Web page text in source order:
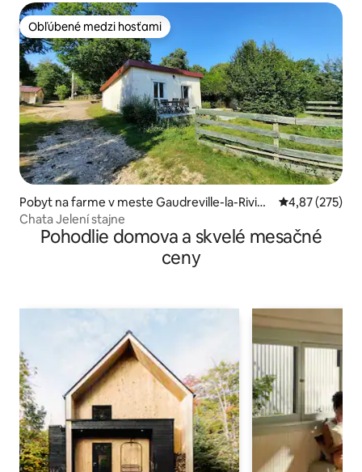
Obľúbené medzi hosťami
Obľúbené medzi hosťami
Pobyt na farme v meste Gaudreville-la-Rivièr
e
Priemerné
4,87 (275)
Chata Jelení stajne
Pohodlie domova a skvelé mesačné
ceny